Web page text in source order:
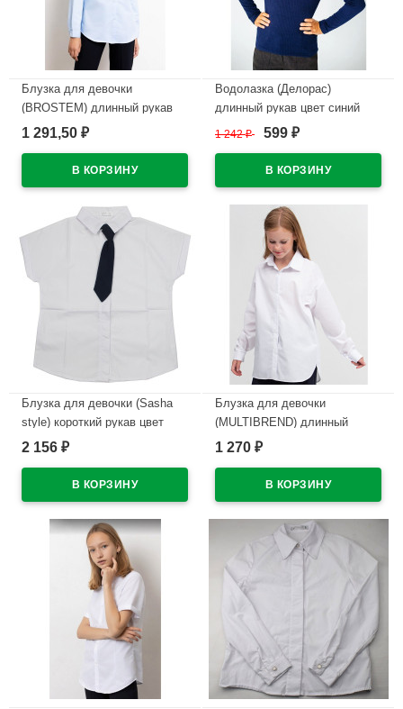
Блузка для девочки
(BROSTEM) длинный рукав
цвет голубой арт.B14-4706d
1 291,50 ₽
Водолазка (Делорас)
длинный рукав цвет синий
арт.Z63411 размерный ряд
1 242₽ 599 ₽
Блузка для девочки (Sasha
style) короткий рукав цвет
белый арт.S3246A/001
2 156 ₽
Блузка для девочки
(MULTIBREND) длинный
рукав цвет белый арт.1058
1 270 ₽